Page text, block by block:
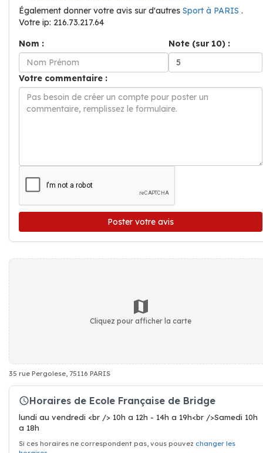
Également donner votre avis sur d'autres Sport à PARIS .
Votre ip: 216.73.217.64
Nom :
Note (sur 10) :
Votre commentaire :
Poster votre avis
Cliquez pour afficher la carte
35 rue Pergolese, 75116 PARIS
Horaires de Ecole Française de Bridge
lundi au vendredi <br /> 10h a 12h - 14h a 19h<br />Samedi 10h
a 18h
Si ces horaires ne correspondent pas, vous pouvez changer les